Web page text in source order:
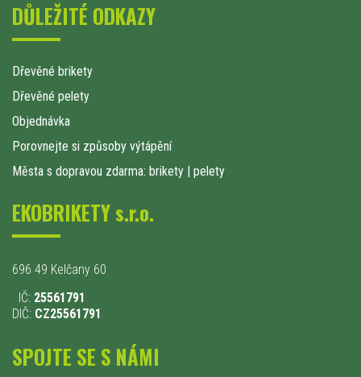
DŮLEŽITÉ ODKAZY
Dřevěné brikety
Dřevěné pelety
Objednávka
Porovnejte si způsoby výtápění
Města s dopravou zdarma: brikety | pelety
EKOBRIKETY s.r.o.
696 49 Kelčany 60
IČ: 25561791
DIČ: CZ25561791
SPOJTE SE S NÁMI